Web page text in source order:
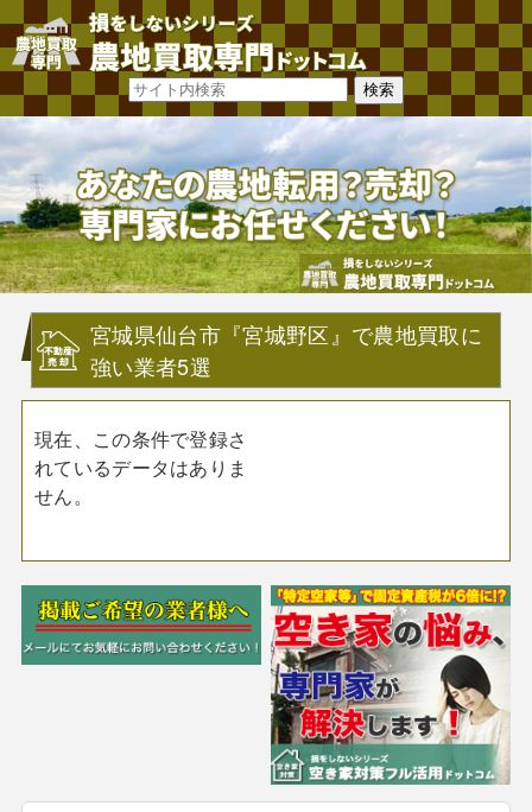
宮城県仙台市『宮城野区』で農地買取に
強い業者5選
現在、この条件で登録さ
れているデータはありま
せん。